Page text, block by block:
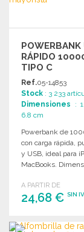
POWERBANK
RÁPIDO
TIPO C
Ref.05-14853
Stock : 3 233
Dimensiones :
6.8 cm
Powerbank de
con carga rápida,
y USB, ideal para
MacBooks.
A PARTIR DE
24,68 € SIN
PEDIR